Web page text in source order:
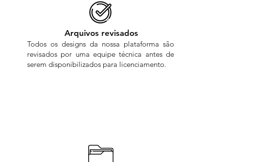
Arquivos revisados
Todos os designs da nossa plataforma são
revisados por uma equipe técnica antes de
serem disponibilizados para licenciamento.